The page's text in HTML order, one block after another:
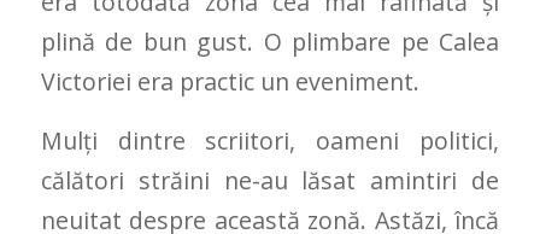
plină de bun gust. O plimbare pe Calea
Victoriei era practic un eveniment.
Mulți dintre scriitori, oameni politici,
călători străini ne-au lăsat amintiri de
neuitat despre această zonă. Astăzi, încă